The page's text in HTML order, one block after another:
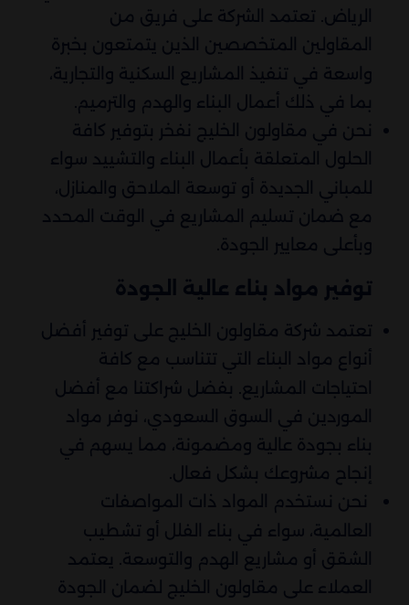
الرياض. تعتمد الشركة على فريق من
المقاولين المتخصصين الذين يتمتعون بخبرة
واسعة في تنفيذ المشاريع السكنية والتجارية،
بما في ذلك أعمال البناء والهدم والترميم.
نحن في مقاولون الخليج نفخر بتوفير كافة
الحلول المتعلقة بأعمال البناء والتشييد سواء
للمباني الجديدة أو توسعة الملاحق والمنازل،
مع ضمان تسليم المشاريع في الوقت المحدد
وبأعلى معايير الجودة.
توفير مواد بناء عالية الجودة
تعتمد شركة مقاولون الخليج على توفير أفضل
أنواع مواد البناء التي تتناسب مع كافة
احتياجات المشاريع. بفضل شراكتنا مع أفضل
الموردين في السوق السعودي، نوفر مواد
بناء بجودة عالية ومضمونة، مما يسهم في
إنجاح مشروعك بشكل فعال.
نحن نستخدم المواد ذات المواصفات
العالمية، سواء في بناء الفلل أو تشطيب
الشقق أو مشاريع الهدم والتوسعة. يعتمد
العملاء على مقاولون الخليج لضمان الجودة